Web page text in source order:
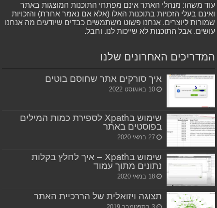
עוד משהו: מנהלי האתר אינם מפתחי התוכנות המוצגות באתר
ואינם בעלי הזכויות בתוכנות האלו (אלא אם נאמר אחרת) והזכויות
שמורות ליוצרים. אנחנו פשוט משתמשים כבדים שיודעים מה אנחנו
עושים. אבל התוכנות לא שייכות לנו. וחבל.
המדריכים האחרונים שלנו
איך סורקים אתר שחוסם בוטים
10 באוגוסט 2022
שימוש בXpath לספירת כמות המילים
בפוסטים באתר
27 במאי 2020
שימוש בXpath – איך לחלץ בקלות
נתונים מתוך עמוד
18 במאי 2020
תצוגה ויזואלית של הררכיית האתר